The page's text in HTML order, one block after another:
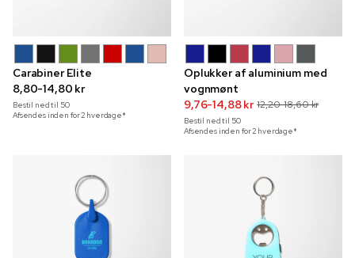
Carabiner Elite
8,80-14,80 kr
Bestil ned til 50
Afsendes inden for 2 hverdage*
Oplukker af aluminium med
vognmønt
9,76-14,88 kr 12,20-18,60 kr
Bestil ned til 50
Afsendes inden for 2 hverdage*